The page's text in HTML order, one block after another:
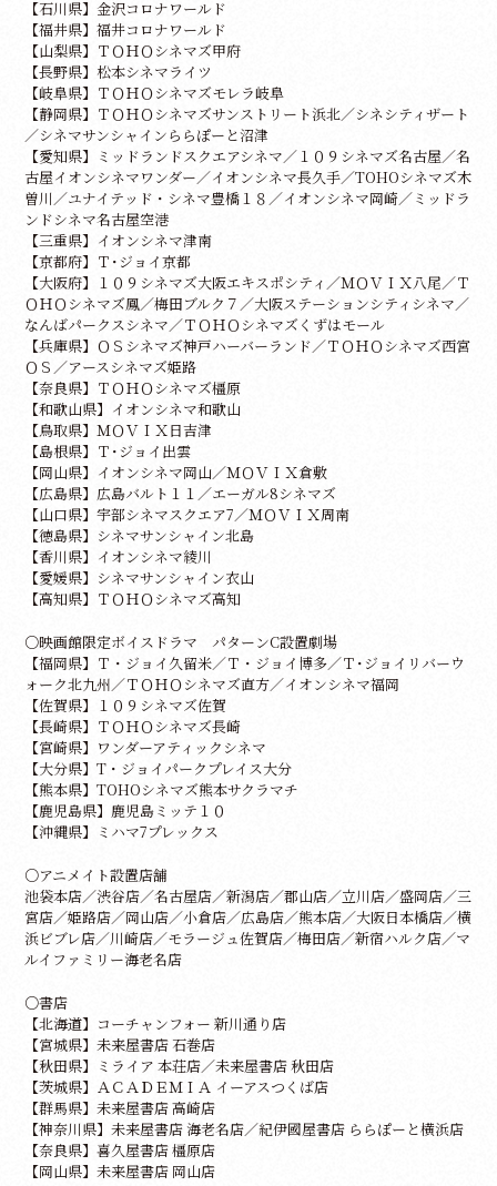
【石川県】金沢コロナワールド
【福井県】福井コロナワールド
【山梨県】ＴＯＨＯシネマズ甲府
【長野県】松本シネマライツ
【岐阜県】ＴＯＨＯシネマズモレラ岐阜
【静岡県】ＴＯＨＯシネマズサンストリート浜北／シネシティザート
／シネマサンシャインららぽーと沼津
【愛知県】ミッドランドスクエアシネマ／１０９シネマズ名古屋／名
古屋イオンシネマワンダー／イオンシネマ長久手／TOHOシネマズ木
曽川／ユナイテッド・シネマ豊橋１８／イオンシネマ岡崎／ミッドラ
ンドシネマ名古屋空港
【三重県】イオンシネマ津南
【京都府】Ｔ･ジョイ京都
【大阪府】１０９シネマズ大阪エキスポシティ／ＭＯＶＩＸ八尾／Ｔ
ＯＨＯシネマズ鳳／梅田ブルク７／大阪ステーションシティシネマ／
なんばパークスシネマ／ＴＯＨＯシネマズくずはモール
【兵庫県】ＯＳシネマズ神戸ハーバーランド／ＴＯＨＯシネマズ西宮
ＯＳ／アースシネマズ姫路
【奈良県】ＴＯＨＯシネマズ橿原
【和歌山県】イオンシネマ和歌山
【鳥取県】ＭＯＶＩＸ日吉津
【島根県】Ｔ･ジョイ出雲
【岡山県】イオンシネマ岡山／ＭＯＶＩＸ倉敷
【広島県】広島バルト１１／エーガル8シネマズ
【山口県】宇部シネマスクエア7／ＭＯＶＩＸ周南
【徳島県】シネマサンシャイン北島
【香川県】イオンシネマ綾川
【愛媛県】シネマサンシャイン衣山
【高知県】ＴＯＨＯシネマズ高知
○映画館限定ボイスドラマ パターンC設置劇場
【福岡県】Ｔ・ジョイ久留米／Ｔ・ジョイ博多／Ｔ･ジョイリバーウ
ォーク北九州／ＴＯＨＯシネマズ直方／イオンシネマ福岡
【佐賀県】１０９シネマズ佐賀
【長崎県】ＴＯＨＯシネマズ長崎
【宮崎県】ワンダーアティックシネマ
【大分県】T・ジョイパークプレイス大分
【熊本県】TOHOシネマズ熊本サクラマチ
【鹿児島県】鹿児島ミッテ１０
【沖縄県】ミハマ7プレックス
○アニメイト設置店舗
池袋本店／渋谷店／名古屋店／新潟店／郡山店／立川店／盛岡店／三
宮店／姫路店／岡山店／小倉店／広島店／熊本店／大阪日本橋店／横
浜ビブレ店／川崎店／モラージュ佐賀店／梅田店／新宿ハルク店／マ
ルイファミリー海老名店
○書店
【北海道】コーチャンフォー 新川通り店
【宮城県】未来屋書店 石巻店
【秋田県】ミライア 本荘店／未来屋書店 秋田店
【茨城県】ＡＣＡＤＥＭＩＡ イーアスつくば店
【群馬県】未来屋書店 高崎店
【神奈川県】未来屋書店 海老名店／紀伊國屋書店 ららぽーと横浜店
【奈良県】喜久屋書店 橿原店
【岡山県】未来屋書店 岡山店